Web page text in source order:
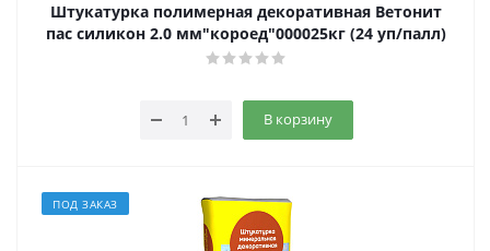
Штукатурка полимерная декоративная Ветонит
пас силикон 2.0 мм"короед"000025кг (24 уп/палл)
В корзину
ПОД ЗАКАЗ